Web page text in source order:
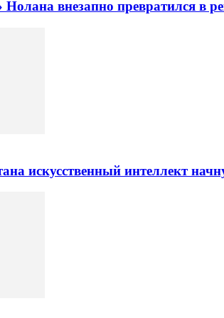
внезапно превратился в
искусственный интеллект